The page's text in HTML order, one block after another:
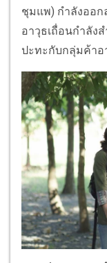
ชุมแพ) กำลังออก
อาวุธเถื่อนกำลังส
ปะทะกับกลุ่มค้าอ